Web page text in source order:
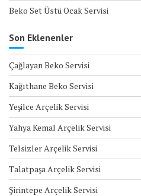
Beko Set Üstü Ocak Servisi
Son Eklenenler
Çağlayan Beko Servisi
Kağıthane Beko Servisi
Yeşilce Arçelik Servisi
Yahya Kemal Arçelik Servisi
Telsizler Arçelik Servisi
Talatpaşa Arçelik Servisi
Şirintepe Arçelik Servisi